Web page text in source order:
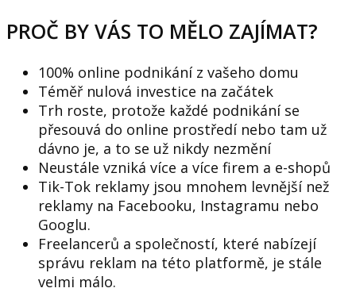
PROČ BY VÁS TO MĚLO ZAJÍMAT?
100% online podnikání z vašeho domu
Téměř nulová investice na začátek
Trh roste, protože každé podnikání se
přesouvá do online prostředí nebo tam už
dávno je, a to se už nikdy nezmění
Neustále vzniká více a více firem a e-shopů
Tik-Tok reklamy jsou mnohem levnější než
reklamy na Facebooku, Instagramu nebo
Googlu.
Freelancerů a společností, které nabízejí
správu reklam na této platformě, je stále
velmi málo.